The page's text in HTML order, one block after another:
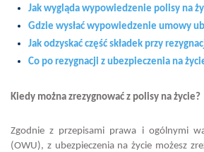
Jak wygląda wypowiedzenie polisy na
Gdzie wysłać wypowiedzenie umowy
Jak odzyskać część składek przy
Co po rezygnacji z ubezpieczenia na
Kiedy można zrezygnować z polisy na życie?
Zgodnie z przepisami prawa i ogólnymi
(OWU), z ubezpieczenia na życie możesz